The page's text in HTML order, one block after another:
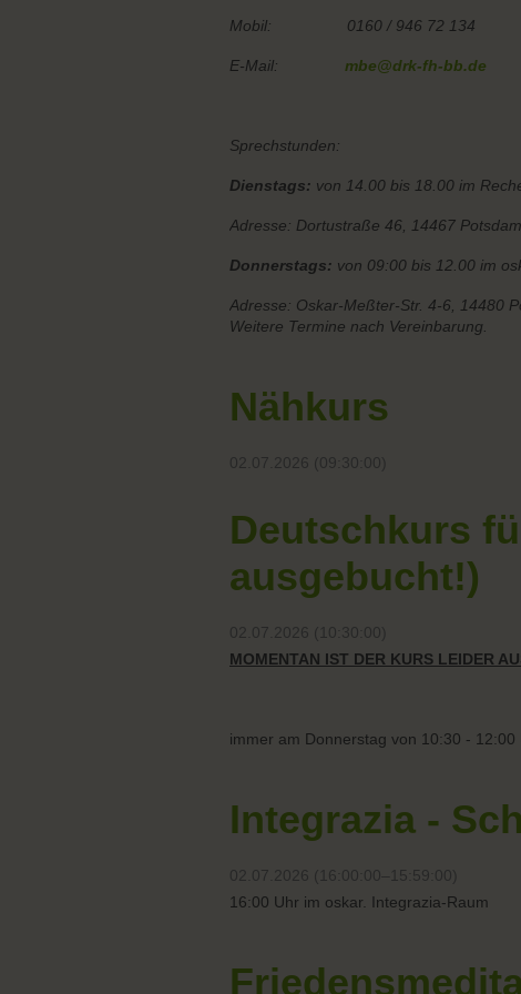
Mobil: 0160 / 946 72 134
E-Mail: mbe@drk-fh-bb.de
Sprechstunden:
Dienstags: von 14.00 bis 18.00 im
Adresse: Dortustraße 46, 14467
Donnerstags: von 09:00 bis 12.00 im
Adresse: Oskar-Meßter-Str. 4-6, 14480
Weitere Termine nach Vereinbarung.
Nähkurs
02.07.2026 (09:30:00)
Deutschkurs
ausgebucht!)
02.07.2026 (10:30:00)
MOMENTAN IST DER KURS LEIDER
immer am Donnerstag von 10:30 -
Integrazia -
02.07.2026 (16:00:00–15:59:00)
16:00 Uhr im oskar. Integrazia-Raum